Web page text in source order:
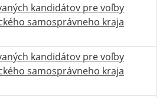
kandidátov pre voľby
samosprávneho kraja
kandidátov pre voľby
samosprávneho kraja